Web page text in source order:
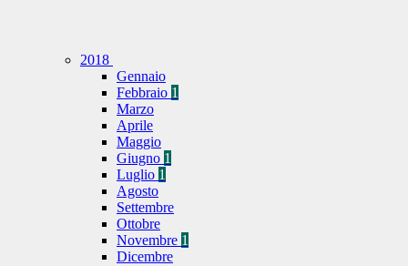
2018
Gennaio
Febbraio 1
Marzo
Aprile
Maggio
Giugno 1
Luglio 1
Agosto
Settembre
Ottobre
Novembre 1
Dicembre